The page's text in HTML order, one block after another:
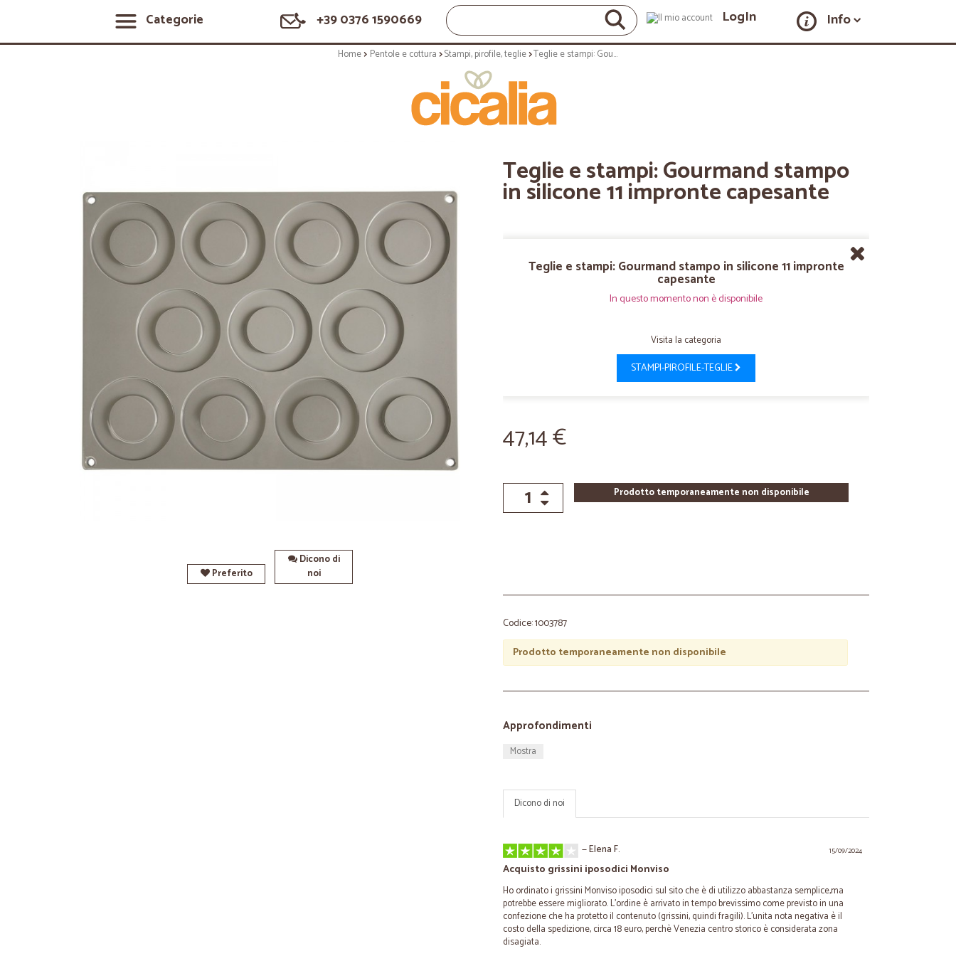
Categorie +39 0376 1590669 LogIn Info
Home Pentole e cottura Stampi, pirofile, teglie Teglie e stampi: Gourmand stampo in silicone 11 impronte capesante
Preferito
Dicono di
noi
Teglie e stampi: Gourmand stampo
in silicone 11 impronte capesante
Teglie e stampi: Gourmand stampo in silicone 11 impronte
capesante
In questo momento non è disponibile
Visita la categoria
STAMPI-PIROFILE-TEGLIE
47,14 €
Prodotto temporaneamente non disponibile
Codice: 1003787
Prodotto temporaneamente non disponibile
Approfondimenti
Mostra
Dicono di noi
15/09/2024
—Elena F.
Acquisto grissini iposodici Monviso
Ho ordinato i grissini Monviso iposodici sul sito che è di utilizzo abbastanza semplice,ma
potrebbe essere migliorato. L'ordine è arrivato in tempo brevissimo come previsto in una
confezione che ha protetto il contenuto (grissini, quindi fragili). L'unita nota negativa è il
costo della spedizione, circa 18 euro, perchè Venezia centro storico è considerata zona
disagiata.